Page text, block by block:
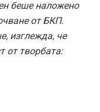
беше наложено
от БКП.
изглежда, че
от творбата: